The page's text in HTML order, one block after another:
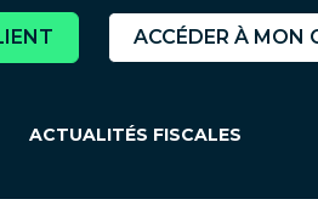
ACCÉDER À MON
ACTUALITÉS FISCALES